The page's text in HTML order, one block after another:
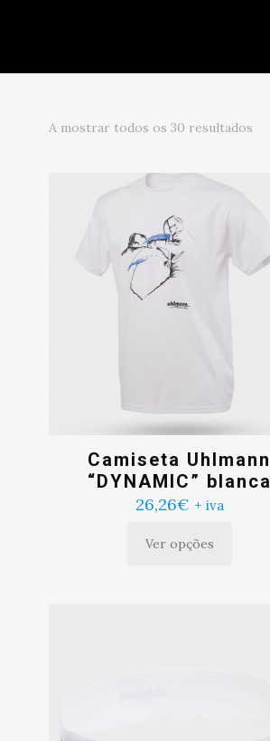
A mostrar todos os 30 resultados
Camiseta Uhlmann
“DYNAMIC” blanca
26,26€ + iva
Ver opções
Este